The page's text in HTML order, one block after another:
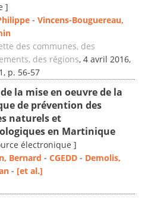
]
- Vincens-Bouguereau,
des communes, des
des régions, 4 avril 2016,
p. 56-57
la mise en oeuvre de la
de prévention des
naturels et
en Martinique
électronique ]
Bernard - CGEDD - Demolis,
- [et al.]